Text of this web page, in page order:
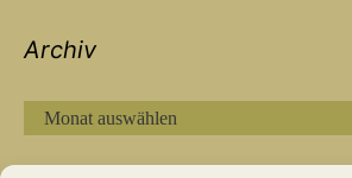
Archiv